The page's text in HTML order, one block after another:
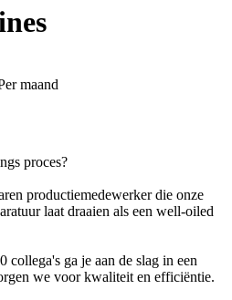
maand
proces?
productiemedewerker die onze
laat draaien als een well-oiled
collega's ga je aan de slag in een
we voor kwaliteit en efficiëntie.